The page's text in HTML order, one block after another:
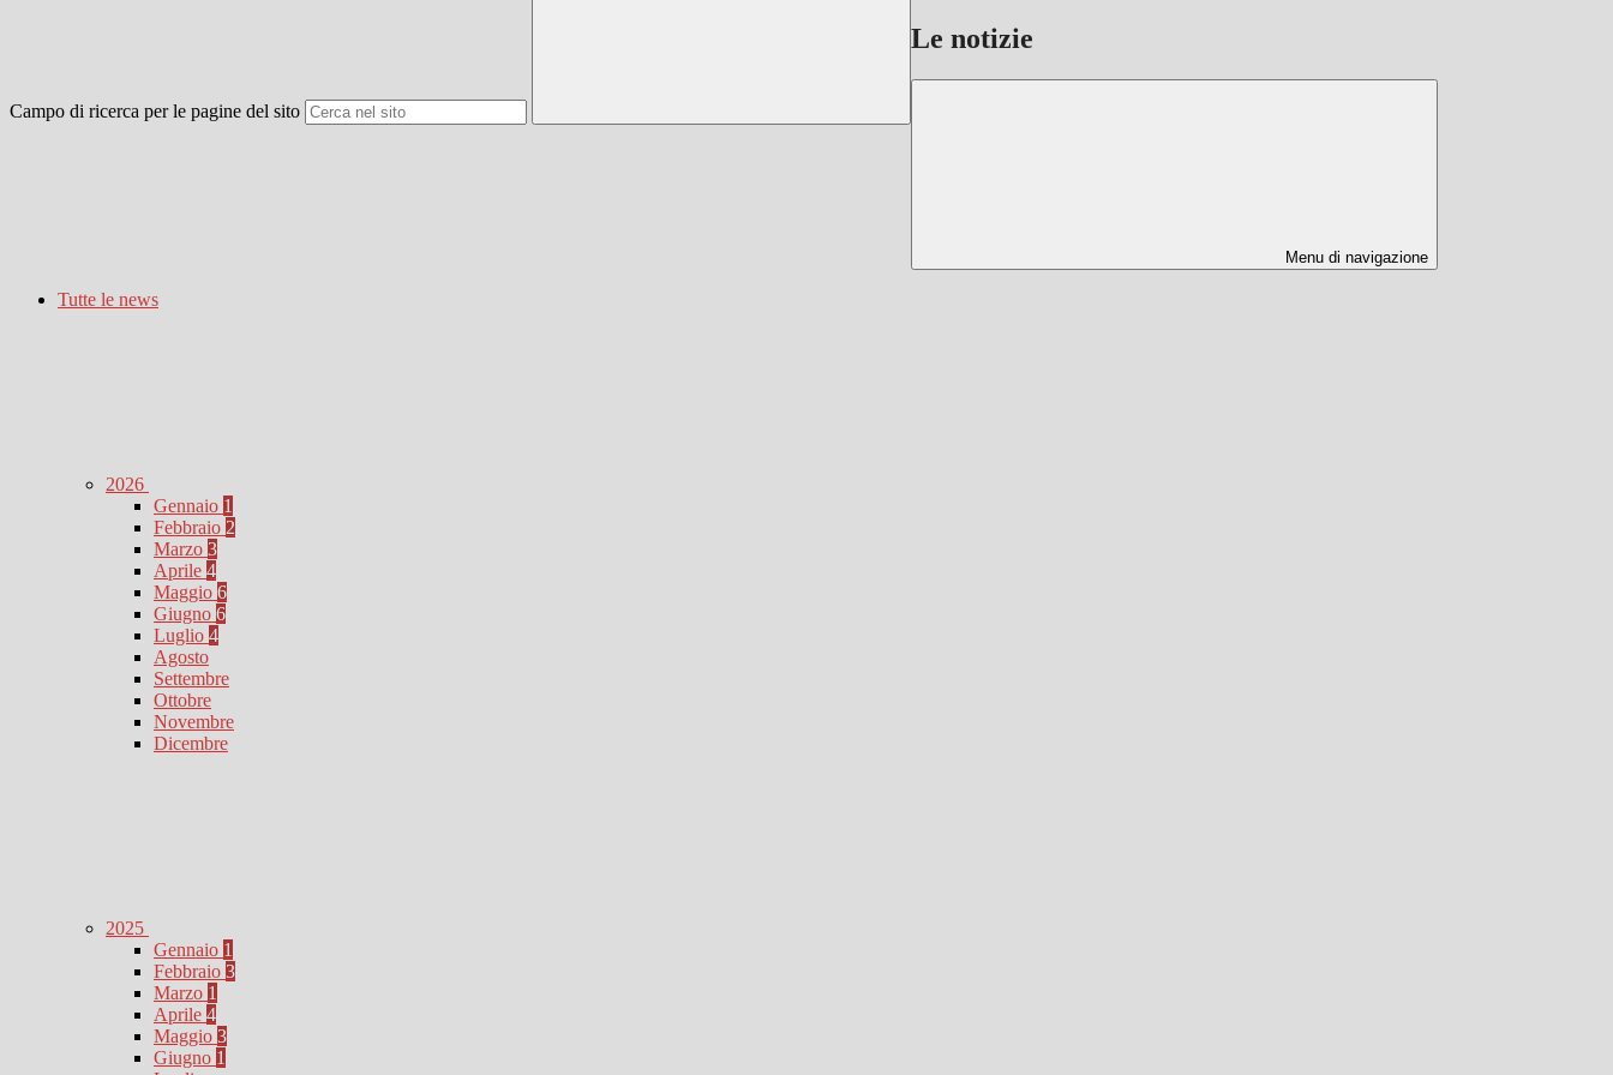
Campo di ricerca per le pagine del sito
Le notizie
Menu di navigazione
Tutte le news
2026
Gennaio 1
Febbraio 2
Marzo 3
Aprile 4
Maggio 6
Giugno 6
Luglio 4
Agosto
Settembre
Ottobre
Novembre
Dicembre
2025
Gennaio 1
Febbraio 3
Marzo 1
Aprile 4
Maggio 3
Giugno 1